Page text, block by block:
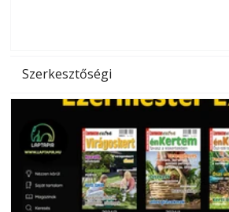
Szerkesztőségi